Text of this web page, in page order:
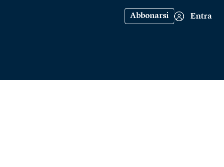
Abbonarsi Entra